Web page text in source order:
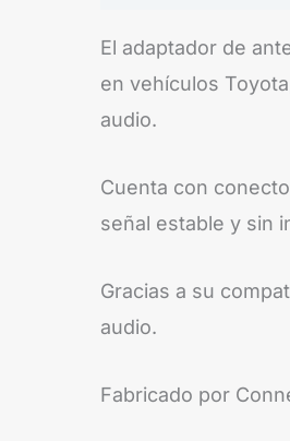
El adaptador de
en vehículos
audio.
Cuenta con
señal estable y sin
Gracias a su
audio.
Fabricado por